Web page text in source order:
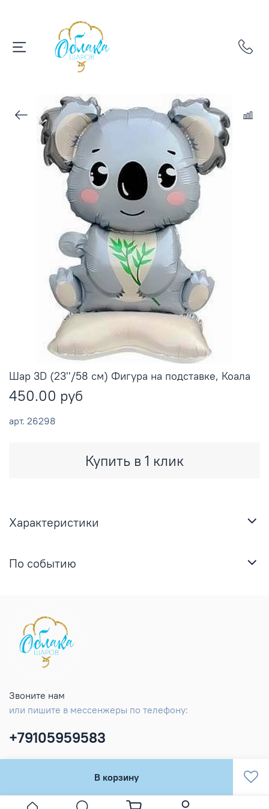
арт. 26298
Шар 3D (23''/58 см) Фигура на подставке, Коала
450.00 руб
В корзину
Купить в 1 клик
Характеристики
По событию
Звоните нам
или пишите в мессенжеры по телефону:
+79105959583